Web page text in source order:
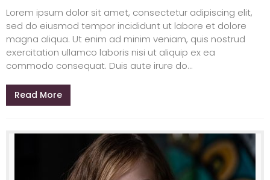
Lorem ipsum dolor sit amet, consectetur adipiscing elit,
sed do eiusmod tempor incididunt ut labore et dolore
magna aliqua. Ut enim ad minim veniam, quis nostrud
exercitation ullamco laboris nisi ut aliquip ex ea
commodo consequat. Duis aute irure do...
Read More